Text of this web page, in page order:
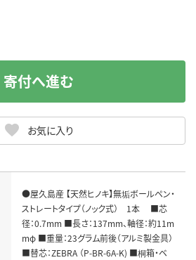
お気に入り
寄付へ進む
●屋久島産 【天然ヒノキ】無垢ボールペン・
ストレートタイプ（ノック式） 1本 ■芯
径：0.7mm ■長さ：137mm、軸径：約11m
mφ ■重量：23グラム前後（アルミ製金具）
■替芯：ZEBRA （P-BR-6A-K) ■桐箱・ベ